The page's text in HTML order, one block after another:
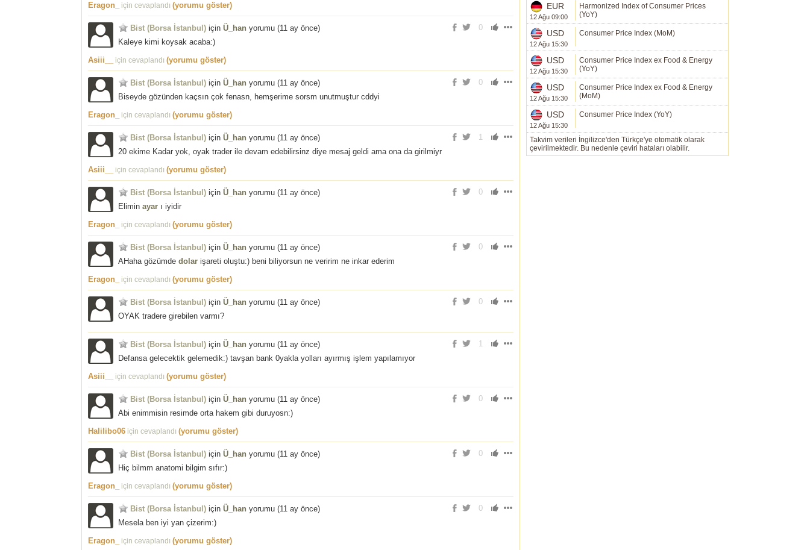
Eragon_
için cevaplandı (yorumu göster)
0
Bist (Borsa İstanbul) için Ü_han yorumu (11 ay önce)
Kaleye kimi koysak acaba:)
Asiii__
için cevaplandı (yorumu göster)
0
Bist (Borsa İstanbul) için Ü_han yorumu (11 ay önce)
Biseyde gözünden kaçsın çok fenasn, hemşerime sorsm unutmuştur cddyi
Eragon_
için cevaplandı (yorumu göster)
1
Bist (Borsa İstanbul) için Ü_han yorumu (11 ay önce)
20 ekime Kadar yok, oyak trader ile devam edebilirsinz diye mesaj geldi ama ona da girilmiyr
Asiii__
için cevaplandı (yorumu göster)
0
Bist (Borsa İstanbul) için Ü_han yorumu (11 ay önce)
Elimin ayar ı iyidir
Eragon_
için cevaplandı (yorumu göster)
0
Bist (Borsa İstanbul) için Ü_han yorumu (11 ay önce)
AHaha gözümde dolar işareti oluştu:) beni biliyorsun ne veririm ne inkar ederim
Eragon_
için cevaplandı (yorumu göster)
0
Bist (Borsa İstanbul) için Ü_han yorumu (11 ay önce)
OYAK tradere girebilen varmı?
1
Bist (Borsa İstanbul) için Ü_han yorumu (11 ay önce)
Defansa gelecektik gelemedik:) tavşan bank 0yakla yolları ayırmış işlem yapılamıyor
Asiii__
için cevaplandı (yorumu göster)
0
Bist (Borsa İstanbul) için Ü_han yorumu (11 ay önce)
Abi enimmisin resimde orta hakem gibi duruyosn:)
Halilibo06 için cevaplandı (yorumu göster)
0
Bist (Borsa İstanbul) için Ü_han yorumu (11 ay önce)
Hiç bilmm anatomi bilgim sıfır:)
Eragon_
için cevaplandı (yorumu göster)
0
Bist (Borsa İstanbul) için Ü_han yorumu (11 ay önce)
Mesela ben iyi yan çizerim:)
Eragon_
için cevaplandı (yorumu göster)
EUR
12 Ağu 09:00
Harmonized Index of Consumer Prices
(YoY)
USD
12 Ağu 15:30
Consumer Price Index (MoM)
USD
12 Ağu 15:30
Consumer Price Index ex Food & Energy
(YoY)
USD
12 Ağu 15:30
Consumer Price Index ex Food & Energy
(MoM)
USD
12 Ağu 15:30
Consumer Price Index (YoY)
Takvim verileri İngilizce'den Türkçe'ye otomatik olarak
çevirilmektedir. Bu nedenle çeviri hataları olabilir.